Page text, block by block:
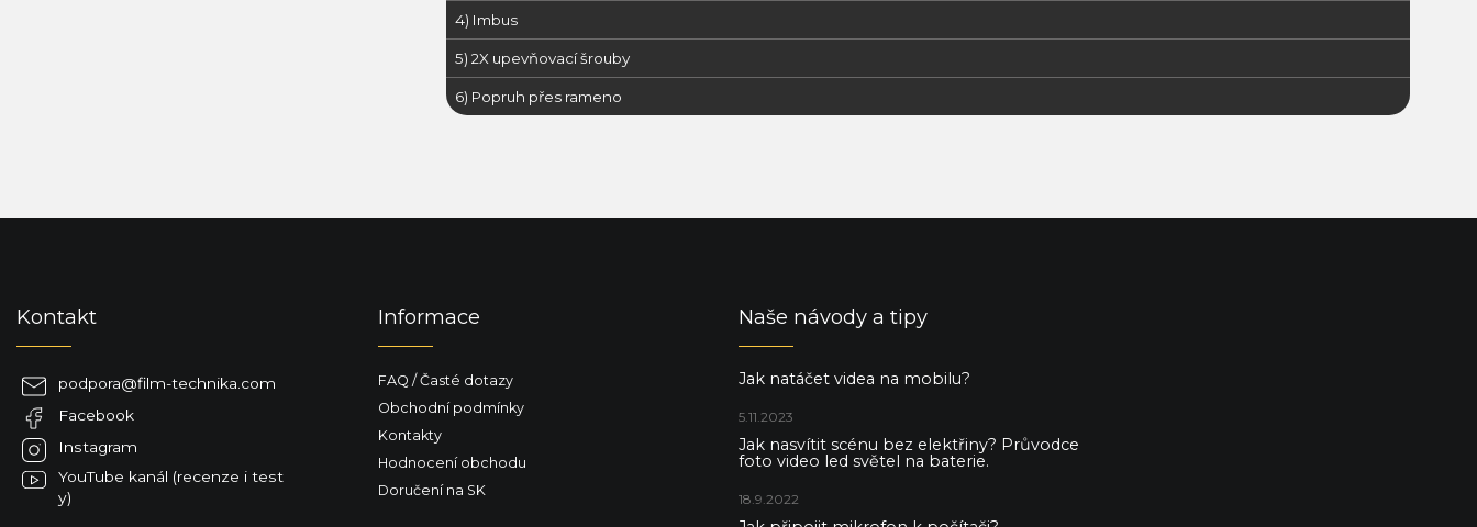
4) Imbus
5) 2X upevňovací šrouby
6) Popruh přes rameno
Kontakt
podpora@film-technika.com
Facebook
Instagram
YouTube kanál (recenze i test
y)
Informace
FAQ / Časté dotazy
Obchodní podmínky
Kontakty
Hodnocení obchodu
Doručení na SK
Naše návody a tipy
Jak natáčet videa na mobilu?
5.11.2023
Jak nasvítit scénu bez elektřiny? Průvodce
foto video led světel na baterie.
18.9.2022